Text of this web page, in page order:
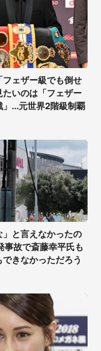
ェザー級でも倒せ
たいのは「フェザー
」...元世界2階級制覇
と言えなかったの
事故で斎藤幸平氏も
きなかっただろう